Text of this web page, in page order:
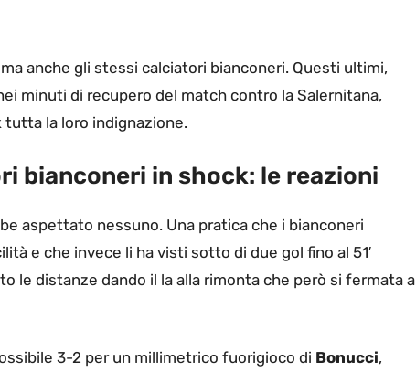
anche gli stessi calciatori bianconeri. Questi ultimi,
minuti di recupero del match contro la Salernitana,
tutta la loro indignazione.
bianconeri in shock: le reazioni
aspettato nessuno. Una pratica che i bianconeri
e che invece li ha visti sotto di due gol fino al 51′
le distanze dando il la alla rimonta che però si fermata a
3-2 per un millimetrico fuorigioco di Bonucci,